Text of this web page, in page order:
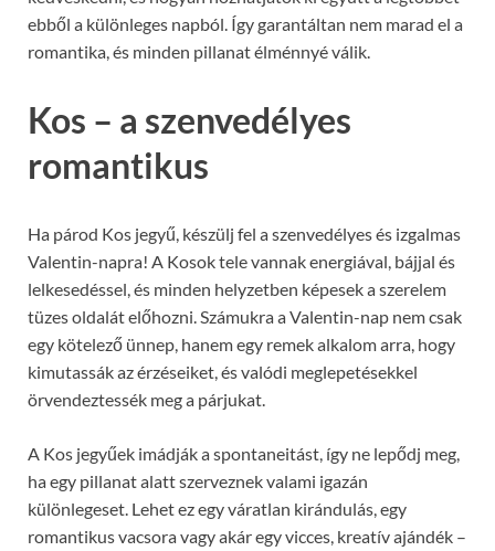
ebből a különleges napból. Így garantáltan nem marad el a
romantika, és minden pillanat élménnyé válik.
Kos – a szenvedélyes
romantikus
Ha párod Kos jegyű, készülj fel a szenvedélyes és izgalmas
Valentin-napra! A Kosok tele vannak energiával, bájjal és
lelkesedéssel, és minden helyzetben képesek a szerelem
tüzes oldalát előhozni. Számukra a Valentin-nap nem csak
egy kötelező ünnep, hanem egy remek alkalom arra, hogy
kimutassák az érzéseiket, és valódi meglepetésekkel
örvendeztessék meg a párjukat.
A Kos jegyűek imádják a spontaneitást, így ne lepődj meg,
ha egy pillanat alatt szerveznek valami igazán
különlegeset. Lehet ez egy váratlan kirándulás, egy
romantikus vacsora vagy akár egy vicces, kreatív ajándék –